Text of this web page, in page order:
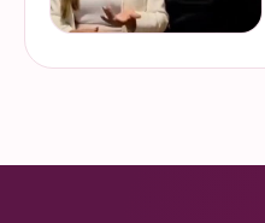
de la Semana Nacional de